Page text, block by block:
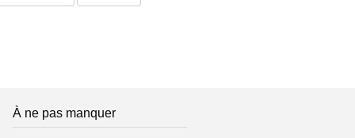
ps 9, autres 1)
À ne pas manquer